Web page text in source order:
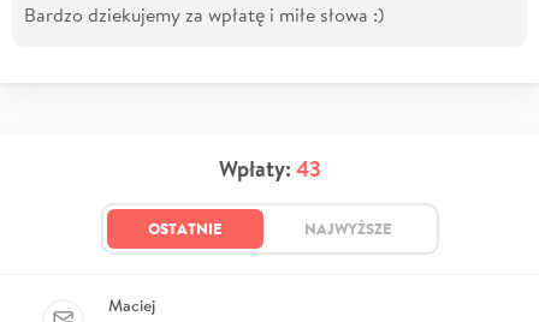
Bardzo dziekujemy za wpłatę i miłe słowa :)
Wpłaty: 43
OSTATNIE NAJWYŻSZE
Maciej